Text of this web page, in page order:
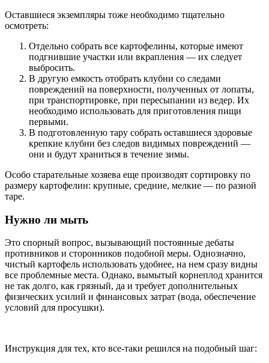
Оставшиеся экземпляры тоже необходимо тщательно
осмотреть:
Отдельно собрать все картофелины, которые имеют
подгнившие участки или вкрапления — их следует
выбросить.
В другую емкость отобрать клубни со следами
повреждений на поверхности, полученных от лопаты,
при транспортировке, при пересыпании из ведер. Их
необходимо использовать для приготовления пищи
первыми.
В подготовленную тару собрать оставшиеся здоровые
крепкие клубни без следов видимых повреждений —
они и будут храниться в течение зимы.
Особо старательные хозяева еще производят сортировку по
размеру картофелин: крупные, средние, мелкие — по разной
таре.
Нужно ли мыть
Это спорный вопрос, вызывающий постоянные дебаты
противников и сторонников подобной меры. Однозначно,
чистый картофель использовать удобнее, на нем сразу видны
все проблемные места. Однако, вымытый корнеплод хранится
не так долго, как грязный, да и требует дополнительных
физических усилий и финансовых затрат (вода, обеспечение
условий для просушки).
Инструкция для тех, кто все-таки решился на подобный шаг: